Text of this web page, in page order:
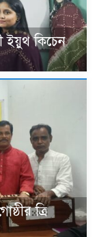
ইয়ুথ কিচেন
ত্রি